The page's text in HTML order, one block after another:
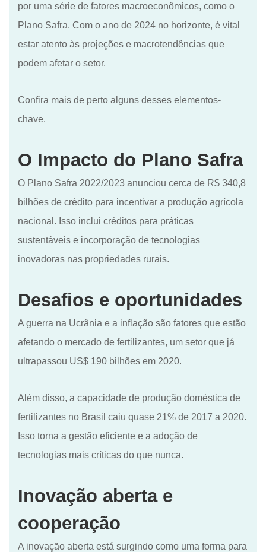
por uma série de fatores macroeconômicos, como o
Plano Safra. Com o ano de 2024 no horizonte, é vital
estar atento às projeções e macrotendências que
podem afetar o setor.
Confira mais de perto alguns desses elementos-
chave.
O Impacto do Plano Safra
O Plano Safra 2022/2023 anunciou cerca de R$ 340,8
bilhões de crédito para incentivar a produção agrícola
nacional. Isso inclui créditos para práticas
sustentáveis e incorporação de tecnologias
inovadoras nas propriedades rurais.
Desafios e oportunidades
A guerra na Ucrânia e a inflação são fatores que estão
afetando o mercado de fertilizantes, um setor que já
ultrapassou US$ 190 bilhões em 2020.
Além disso, a capacidade de produção doméstica de
fertilizantes no Brasil caiu quase 21% de 2017 a 2020.
Isso torna a gestão eficiente e a adoção de
tecnologias mais críticas do que nunca.
Inovação aberta e
cooperação
A inovação aberta está surgindo como uma forma para